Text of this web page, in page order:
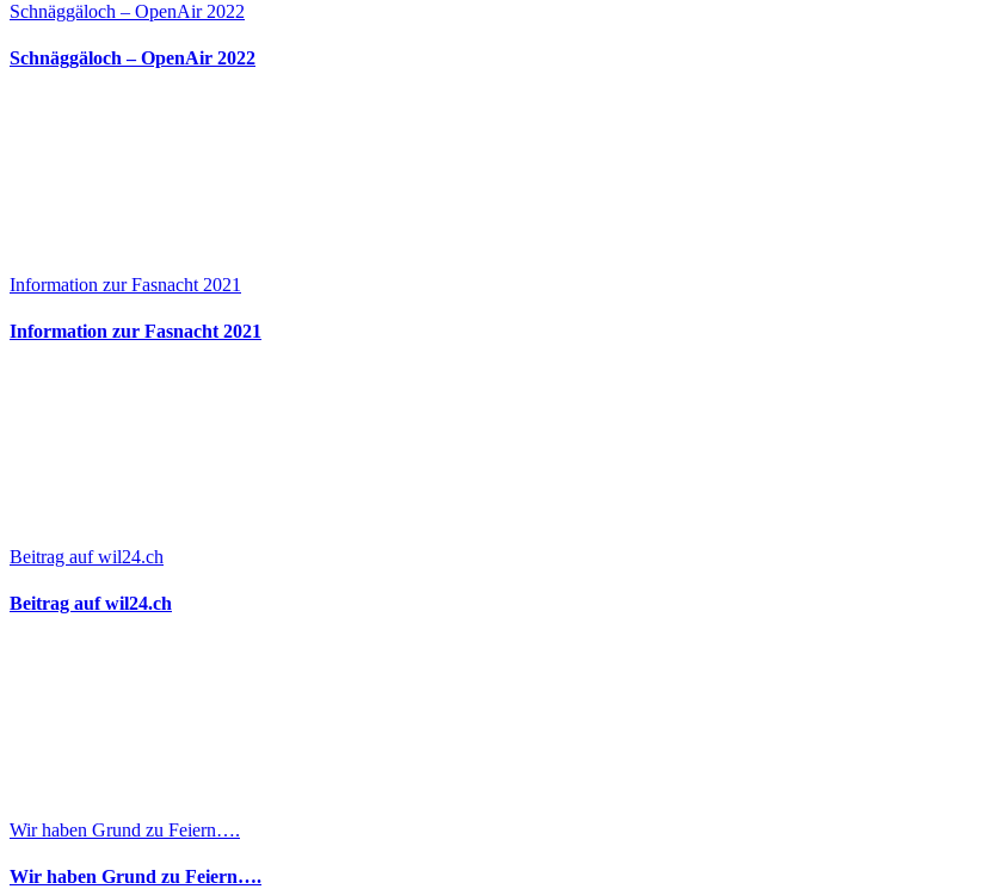
Schnäggäloch – OpenAir 2022
Schnäggäloch – OpenAir 2022
Information zur Fasnacht 2021
Information zur Fasnacht 2021
Beitrag auf wil24.ch
Beitrag auf wil24.ch
Wir haben Grund zu Feiern….
Wir haben Grund zu Feiern….